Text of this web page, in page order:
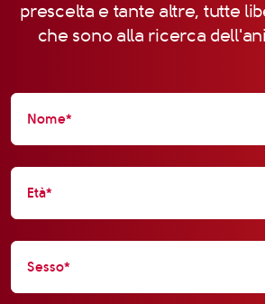
prescelta e tante altre, tutte
che sono alla ricerca